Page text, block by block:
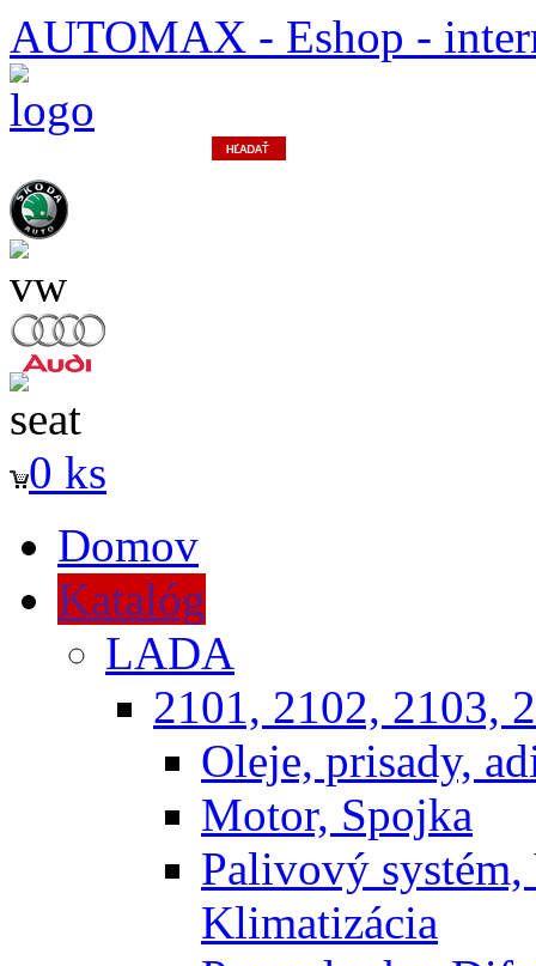
AUTOMAX - Eshop -
0 ks
Domov
Katalóg
LADA
2101, 2102, 2103,
Oleje, prisady,
Motor, Spojka
Palivový
Klimatizácia